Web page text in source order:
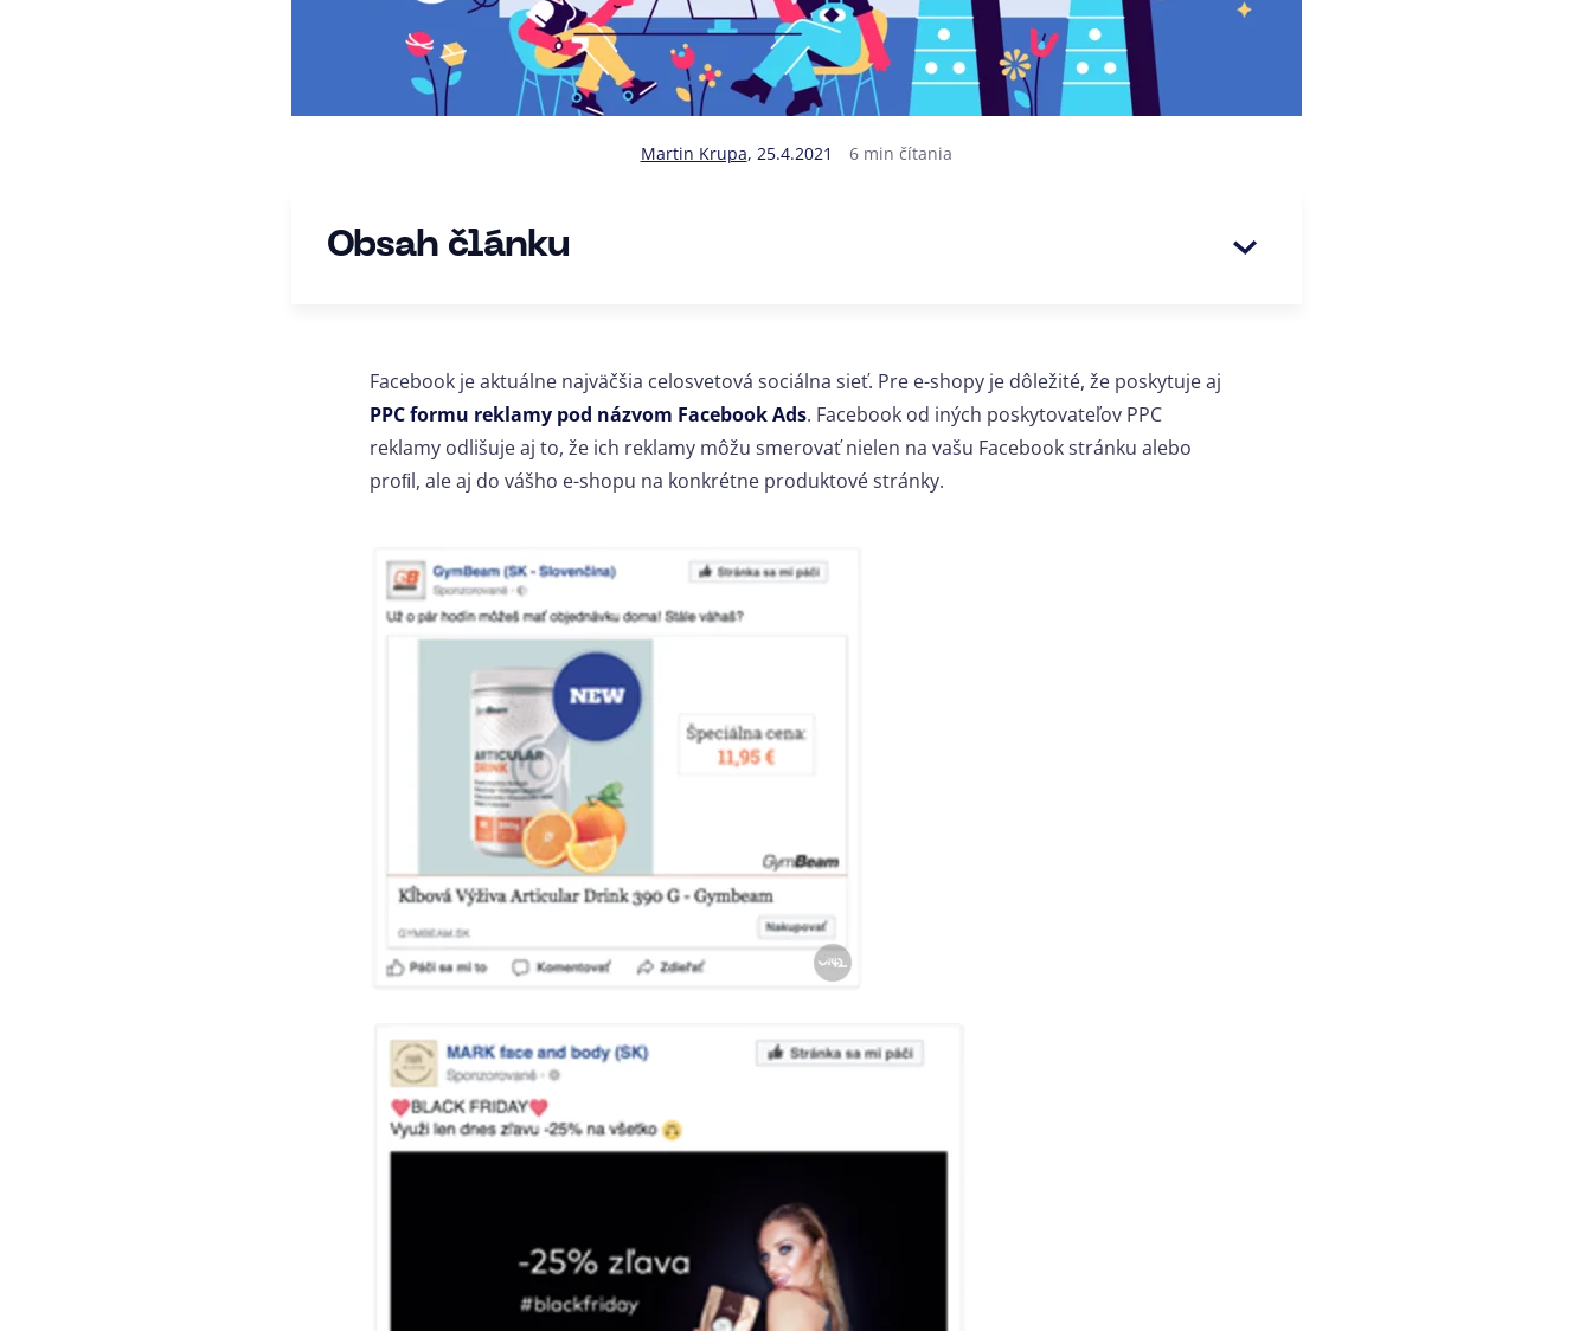
Martin Krupa, 25.4.2021 6 min čítania
Obsah článku
Facebook je aktuálne najväčšia celosvetová sociálna sieť. Pre e-shopy je dôležité, že poskytuje aj
PPC formu reklamy pod názvom Facebook Ads. Facebook od iných poskytovateľov PPC
reklamy odlišuje aj to, že ich reklamy môžu smerovať nielen na vašu Facebook stránku alebo
proﬁl, ale aj do vášho e-shopu na konkrétne produktové stránky.